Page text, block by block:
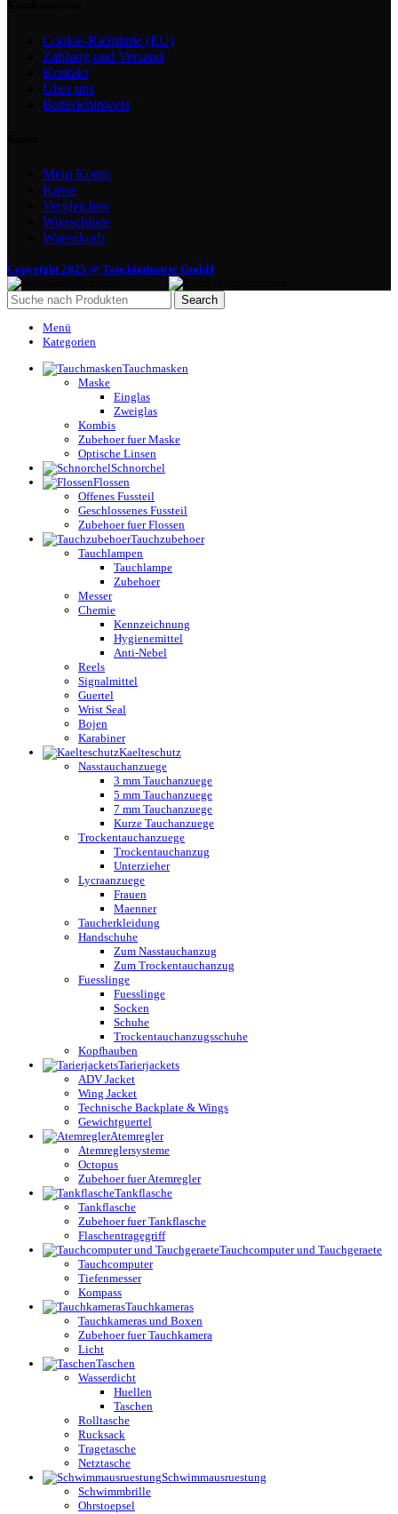
Cookie-Richtlinie (EU)
Zahlung und Versand
Kontakt
Über uns
Batteriehinweis
Mein Konto
Kasse
Vergleichen
Wunschliste
Warenkorb
Copyright 2025 @ Tauchindustrie GmbH
Search
Menü
Kategorien
Tauchmasken
Maske
Einglas
Zweiglas
Kombis
Zubehoer fuer Maske
Optische Linsen
Schnorchel
Flossen
Offenes Fussteil
Geschlossenes Fussteil
Zubehoer fuer Flossen
Tauchzubehoer
Tauchlampen
Tauchlampe
Zubehoer
Messer
Chemie
Kennzeichnung
Hygienemittel
Anti-Nebel
Reels
Signalmittel
Guertel
Wrist Seal
Bojen
Karabiner
Kaelteschutz
Nasstauchanzuege
3 mm Tauchanzuege
5 mm Tauchanzuege
7 mm Tauchanzuege
Kurze Tauchanzuege
Trockentauchanzuege
Trockentauchanzug
Unterzieher
Lycraanzuege
Frauen
Maenner
Taucherkleidung
Handschuhe
Zum Nasstauchanzug
Zum Trockentauchanzug
Fuesslinge
Fuesslinge
Socken
Schuhe
Trockentauchanzugsschuhe
Kopfhauben
Tarierjackets
ADV Jacket
Wing Jacket
Technische Backplate & Wings
Gewichtguertel
Atemregler
Atemreglersysteme
Octopus
Zubehoer fuer Atemregler
Tankflasche
Tankflasche
Zubehoer fuer Tankflasche
Flaschentragegriff
Tauchcomputer und Tauchgeraete
Tauchcomputer
Tiefenmesser
Kompass
Tauchkameras
Tauchkameras und Boxen
Zubehoer fuer Tauchkamera
Licht
Taschen
Wasserdicht
Huellen
Taschen
Rolltasche
Rucksack
Tragetasche
Netztasche
Schwimmausruestung
Schwimmbrille
Ohrstoepsel